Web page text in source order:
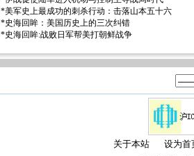
*美军史上最成功的刺杀行动：击落山本五十六
*史海回眸：美国历史上的三次纠错
*史海回眸:战败日军帮美打朝鲜战争